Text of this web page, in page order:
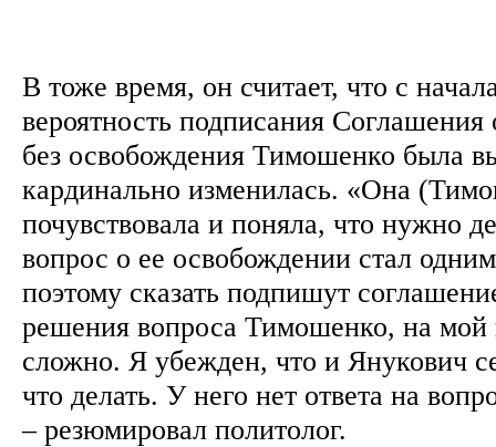
В тоже время, он считает, что с
вероятность подписания
без освобождения Тимошенко была
кардинально изменилась. «Она
почувствовала и поняла, что нужно
вопрос о ее освобождении стал
поэтому сказать подпишут
решения вопроса Тимошенко, на мой
сложно. Я убежден, что и Янукович
что делать. У него нет ответа на
– резюмировал политолог.